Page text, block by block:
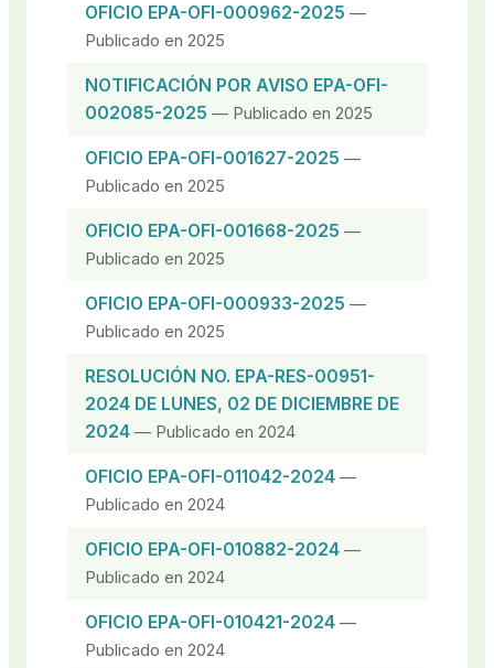
OFICIO EPA-OFI-000962-2025 —
Publicado en 2025
NOTIFICACIÓN POR AVISO EPA-OFI-
002085-2025 — Publicado en 2025
OFICIO EPA-OFI-001627-2025 —
Publicado en 2025
OFICIO EPA-OFI-001668-2025 —
Publicado en 2025
OFICIO EPA-OFI-000933-2025 —
Publicado en 2025
RESOLUCIÓN NO. EPA-RES-00951-
2024 DE LUNES, 02 DE DICIEMBRE DE
2024 — Publicado en 2024
OFICIO EPA-OFI-011042-2024 —
Publicado en 2024
OFICIO EPA-OFI-010882-2024 —
Publicado en 2024
OFICIO EPA-OFI-010421-2024 —
Publicado en 2024